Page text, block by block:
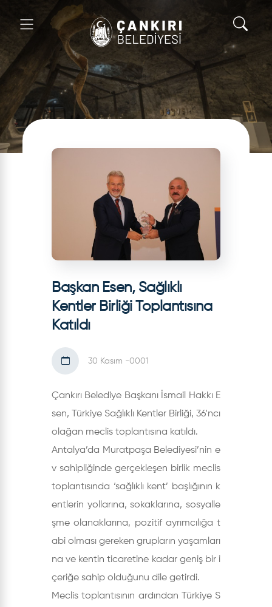
Başkan Esen, Sağlıklı
Kentler Birliği Toplantısına
Katıldı
30 Kasım -0001
Çankırı Belediye Başkanı İsmail Hakkı E
sen, Türkiye Sağlıklı Kentler Birliği, 36’ncı
olağan meclis toplantısına katıldı.
Antalya’da Muratpaşa Belediyesi’nin e
v sahipliğinde gerçekleşen birlik meclis
toplantısında ‘sağlıklı kent’ başlığının k
entlerin yollarına, sokaklarına, sosyalle
şme olanaklarına, pozitif ayrımcılığa t
abi olması gereken grupların yaşamları
na ve kentin ticaretine kadar geniş bir i
çeriğe sahip olduğunu dile getirdi.
Meclis toplantısının ardından Türkiye S